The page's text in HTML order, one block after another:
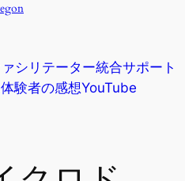
シリテーター統合サポート
体験者の感想YouTube